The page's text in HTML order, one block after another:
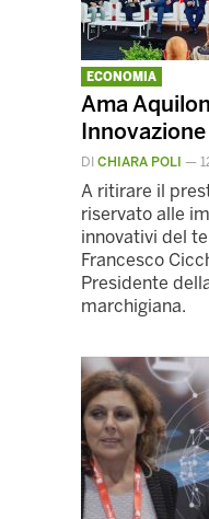
ECONOMIA
Ama
DI CHIARA POLI —
A ritirare il
riservato alle
innovativi del
Francesco
Presidente
marchigiana.